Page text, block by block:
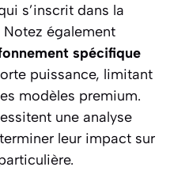
s’inscrit dans la
également
spécifique
puissance, limitant
modèles premium.
une analyse
leur impact sur